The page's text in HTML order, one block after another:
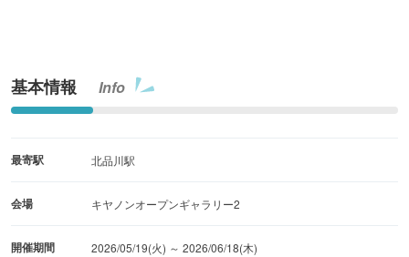
基本情報 Info
最寄駅 北品川駅
会場 キヤノンオープンギャラリー2
開催期間
2026/05/19(火) ～ 2026/06/18(木)